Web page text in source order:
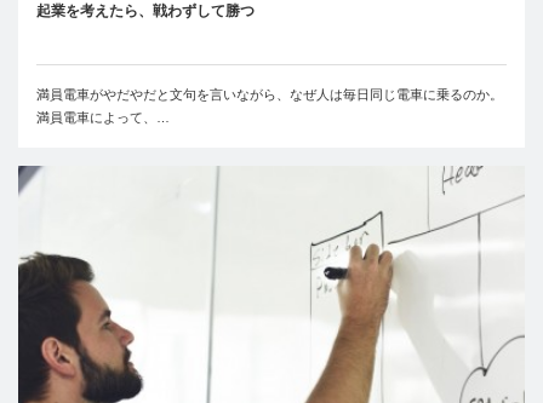
起業を考えたら、戦わずして勝つ
満員電車がやだやだと文句を言いながら、なぜ人は毎日同じ電車に乗るのか。
満員電車によって、…